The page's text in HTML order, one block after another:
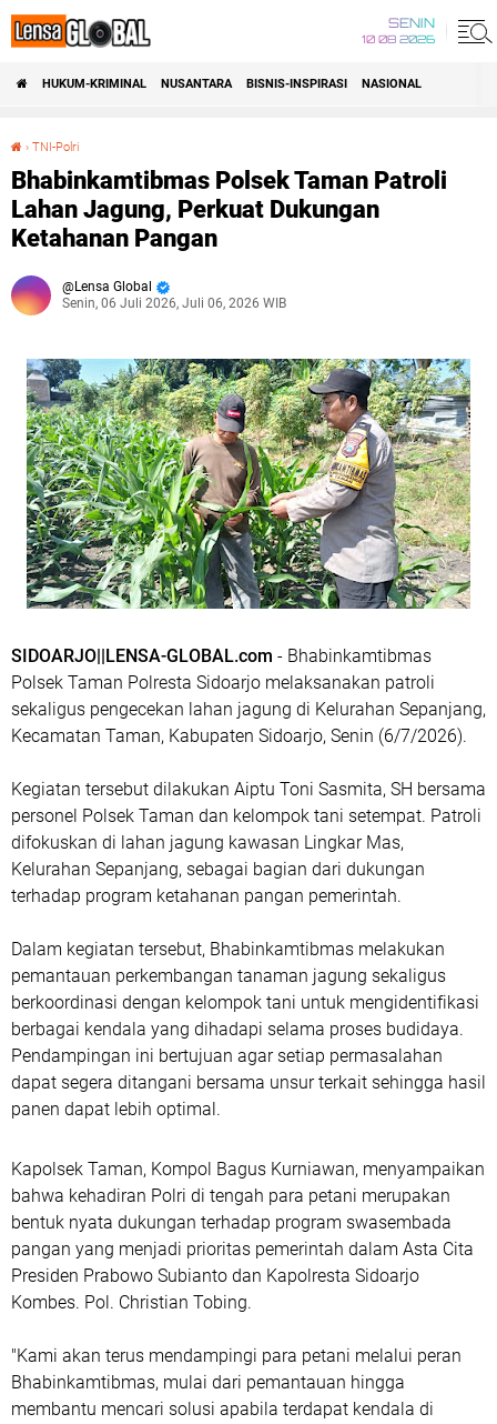
SENIN
10 08 2026
HUKUM-KRIMINAL NUSANTARA BISNIS-INSPIRASI NASIONAL
› TNI-Polri
Bhabinkamtibmas Polsek Taman Patroli
Lahan Jagung, Perkuat Dukungan
Ketahanan Pangan
Lensa Global
Senin, 06 Juli 2026, Juli 06, 2026 WIB
SIDOARJO||LENSA-GLOBAL.com - Bhabinkamtibmas
Polsek Taman Polresta Sidoarjo melaksanakan patroli
sekaligus pengecekan lahan jagung di Kelurahan Sepanjang,
Kecamatan Taman, Kabupaten Sidoarjo, Senin (6/7/2026).
Kegiatan tersebut dilakukan Aiptu Toni Sasmita, SH bersama
personel Polsek Taman dan kelompok tani setempat. Patroli
difokuskan di lahan jagung kawasan Lingkar Mas,
Kelurahan Sepanjang, sebagai bagian dari dukungan
terhadap program ketahanan pangan pemerintah.
Dalam kegiatan tersebut, Bhabinkamtibmas melakukan
pemantauan perkembangan tanaman jagung sekaligus
berkoordinasi dengan kelompok tani untuk mengidentifikasi
berbagai kendala yang dihadapi selama proses budidaya.
Pendampingan ini bertujuan agar setiap permasalahan
dapat segera ditangani bersama unsur terkait sehingga hasil
panen dapat lebih optimal.
Kapolsek Taman, Kompol Bagus Kurniawan, menyampaikan
bahwa kehadiran Polri di tengah para petani merupakan
bentuk nyata dukungan terhadap program swasembada
pangan yang menjadi prioritas pemerintah dalam Asta Cita
Presiden Prabowo Subianto dan Kapolresta Sidoarjo
Kombes. Pol. Christian Tobing.
"Kami akan terus mendampingi para petani melalui peran
Bhabinkamtibmas, mulai dari pemantauan hingga
membantu mencari solusi apabila terdapat kendala di